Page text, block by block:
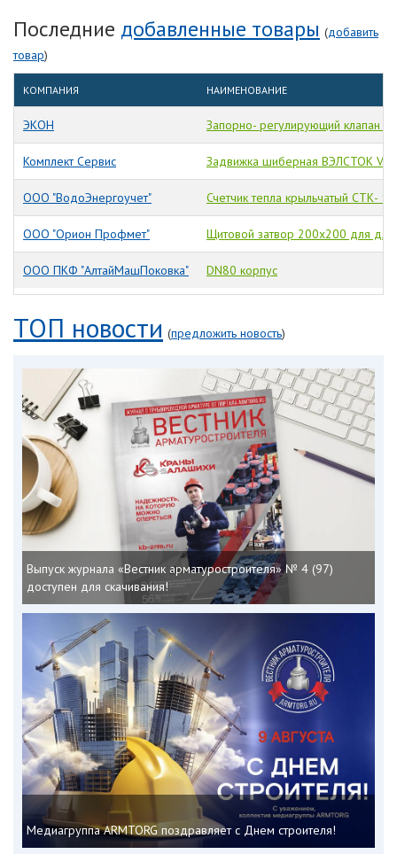
Последние добавленные товары (добавить
товар)
КОМПАНИЯ НАИМЕНОВАНИЕ
ЭКОН Запорно- регулирующий клапан
Комплект Сервис Задвижка шиберная ВЭЛСТОК
ООО "ВодоЭнергоучет" Счетчик тепла крыльчатый СТК-
ООО "Орион Профмет" Щитовой затвор 200х200 для для
ООО ПКФ "АлтайМашПоковка" DN80 корпус
ТОП новости (предложить новость)
Выпуск журнала «Вестник арматуростроителя» № 4 (97)
доступен для скачивания!
Медиагруппа ARMTORG поздравляет с Днем строителя!